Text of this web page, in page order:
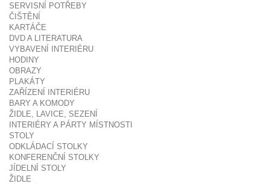
SERVISNÍ POTŘEBY
ČIŠTĚNÍ
KARTÁČE
DVD A LITERATURA
VYBAVENÍ INTERIÉRU
HODINY
OBRAZY
PLAKÁTY
ZAŘÍZENÍ INTERIÉRU
BARY A KOMODY
ŽIDLE, LAVICE, SEZENÍ
INTERIÉRY A PÁRTY MÍSTNOSTI
STOLY
ODKLÁDACÍ STOLKY
KONFERENČNÍ STOLKY
JÍDELNÍ STOLY
ŽIDLE